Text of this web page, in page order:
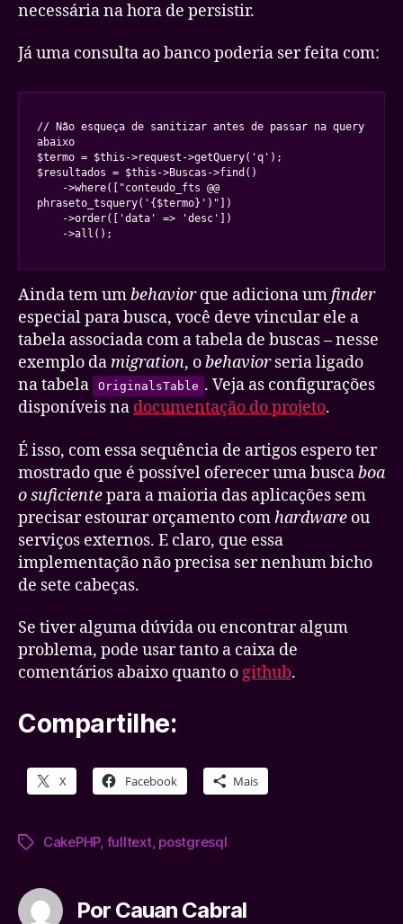
necessária na hora de persistir.
Já uma consulta ao banco poderia ser feita com:
// Não esqueça de sanitizar antes de passar na query
abaixo
$termo = $this->request->getQuery('q');
$resultados = $this->Buscas->find()
phraseto_tsquery('{$termo}')"])
    ->all();
Ainda tem umbehaviorque adiciona umfinder
especial para busca, você deve vincular ele a
tabela associada com a tabela de buscas – nesse
exemplo damigration, obehaviorseria ligado
na tabela
OriginalsTable . Veja as configurações
disponíveis na documentação do projeto.
É isso, com essa sequência de artigos espero ter
mostrado que é possível oferecer uma buscaboa
o suficientepara a maioria das aplicações sem
precisar estourar orçamento comhardware ou
serviços externos. E claro, que essa
implementação não precisa ser nenhum bicho
de sete cabeças.
Se tiver alguma dúvida ou encontrar algum
problema, pode usar tanto a caixa de
comentários abaixo quanto ogithub.
Compartilhe:
X Facebook Mais
TagsCakePHP, fulltext, postgresql
Por Cauan Cabral